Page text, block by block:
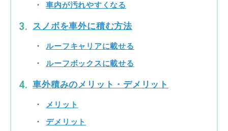
車内が汚れやすくなる
スノボを車外に積む方法
ルーフキャリアに載せる
ルーフボックスに載せる
車外積みのメリット・デメリット
メリット
デメリット